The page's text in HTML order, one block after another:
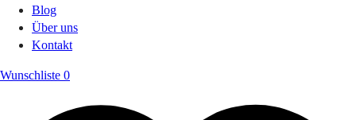
Blog
Über uns
Kontakt
Wunschliste 0